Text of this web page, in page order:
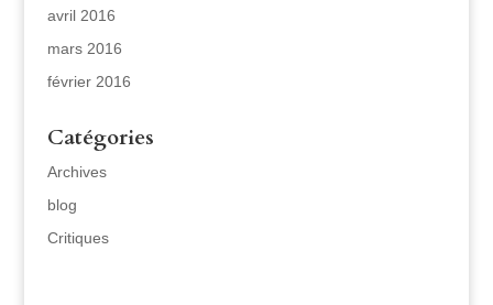
avril 2016
mars 2016
février 2016
Catégories
Archives
blog
Critiques